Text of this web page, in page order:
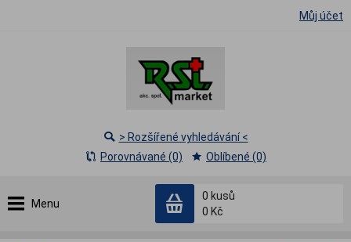
Můj účet
Menu
0 kusů
0 Kč
> Rozšířené vyhledávání <
Porovnávané (0)
Oblíbené (0)